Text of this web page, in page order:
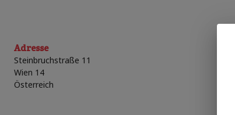
Adresse
Steinbruchstraße 11
Wien 14
Österreich